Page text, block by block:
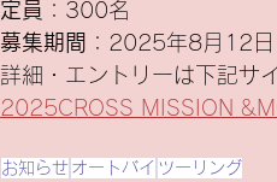
定員 ：300名
募集期間 ：2025年8月12
詳細・エントリーは下記サ
2025CROSS MISSION
お知らせ オートバイ ツーリング